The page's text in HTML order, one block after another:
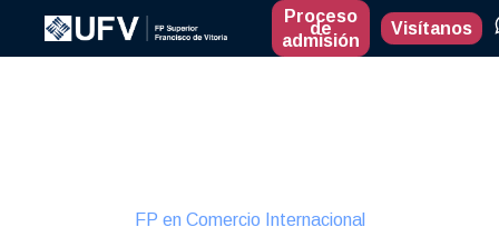
Proceso
de
admisión
Visítanos
FP en Comercio Internacional